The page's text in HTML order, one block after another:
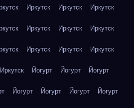
Иркутск Иркутск Иркутск
Иркутск Иркутск Иркутск
Иркутск Иркутск Иркутск
Иркутск Йогурт Йогурт Йогурт
Йогурт Йогурт Йогурт Йогурт